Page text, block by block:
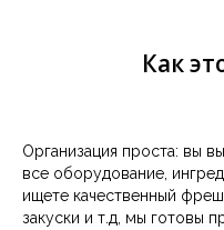
Как
Организация проста: вы
все оборудование,
ищете качественный
закуски и т.д, мы готовы
+7 (495) 152-
НОВОСТИ
Карта сайта